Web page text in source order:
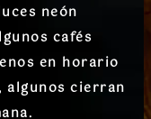
neón
cafés
en horario
cierran